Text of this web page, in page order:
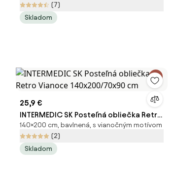
90x70cm, 1x Paplón 140x200cm
(7)
Skladom
25,9 €
INTERMEDIC SK Posteľná obliečka Retro
Vianoce 140x200/70x90 cm
140×200 cm, bavlnená, s vianočným motívom
(2)
Skladom